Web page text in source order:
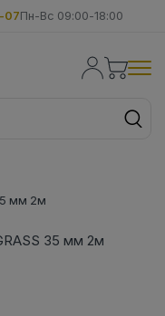
07Пн-Вс 09:00-18:00
мм 2м